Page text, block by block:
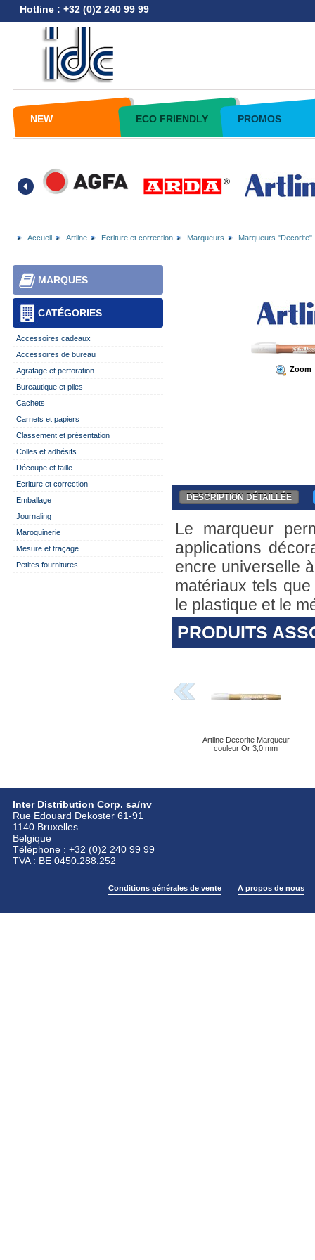
Hotline : +32 (0)2 240 99 99
NEW ECO FRIENDLY PROMOS
Accueil Artline Ecriture et correction Marqueurs Marqueurs "Decorite"
CATÉGORIES
MARQUES
Accessoires cadeaux
Accessoires de bureau
Agrafage et perforation
Bureautique et piles
Cachets
Carnets et papiers
Classement et présentation
Colles et adhésifs
Découpe et taille
Ecriture et correction
Emballage
Journaling
Maroquinerie
Mesure et traçage
Petites fournitures
Zoom
DESCRIPTION DÉTAILLÉE
Le marqueur
applications
encre universelle
matériaux tels
le plastique et le
PRODUITS
Artline Decorite Marqueur
couleur Or 3,0 mm
Inter Distribution Corp. sa/nv
Rue Edouard Dekoster 61-91
1140 Bruxelles
Belgique
Téléphone : +32 (0)2 240 99 99
TVA : BE 0450.288.252
Conditions générales de vente A propos de nous